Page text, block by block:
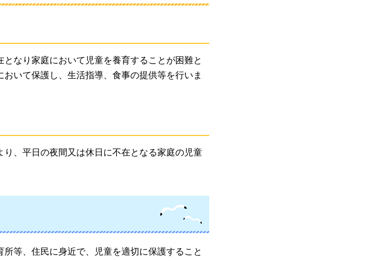
なり家庭において児童を養育することが困難と
いて保護し、生活指導、食事の提供等を行いま
、平日の夜間又は休日に不在となる家庭の児童
等、住民に身近で、児童を適切に保護すること